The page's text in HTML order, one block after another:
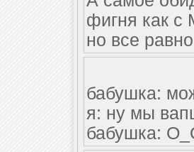
фигня как с
но все
бабушка:
я: ну мы
бабушка: